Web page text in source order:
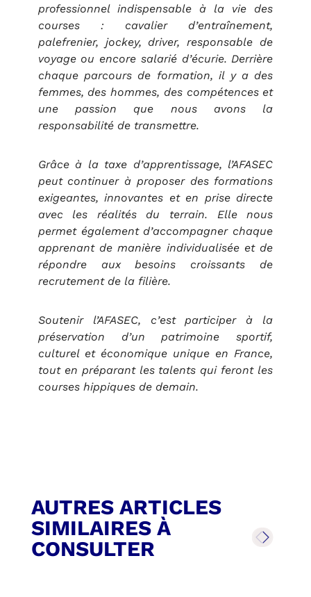
professionnel indispensable à la vie des
courses : cavalier d’entraînement,
palefrenier, jockey, driver, responsable de
voyage ou encore salarié d’écurie. Derrière
chaque parcours de formation, il y a des
femmes, des hommes, des compétences et
une passion que nous avons la
responsabilité de transmettre.
Grâce à la taxe d’apprentissage, l’AFASEC
peut continuer à proposer des formations
exigeantes, innovantes et en prise directe
avec les réalités du terrain. Elle nous
permet également d’accompagner chaque
apprenant de manière individualisée et de
répondre aux besoins croissants de
recrutement de la filière.
Soutenir l’AFASEC, c’est participer à la
préservation d’un patrimoine sportif,
culturel et économique unique en France,
tout en préparant les talents qui feront les
courses hippiques de demain.
AUTRES ARTICLES
SIMILAIRES À
CONSULTER